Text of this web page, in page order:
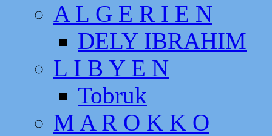
A L G E R I E N
DELY IBRAHIM
L I B Y E N
Tobruk
M A R O K K O